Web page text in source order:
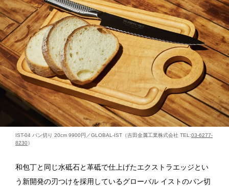
IST-04 パン切り 20cm 9900円／GLOBAL-IST（吉田金属工業株式会社 TEL:03-6277-
8230）
和包丁と同じ水砥石と革砥で仕上げたエクストラエッジとい
う新開発の刃つけを採用しているグローバル イストのパン切